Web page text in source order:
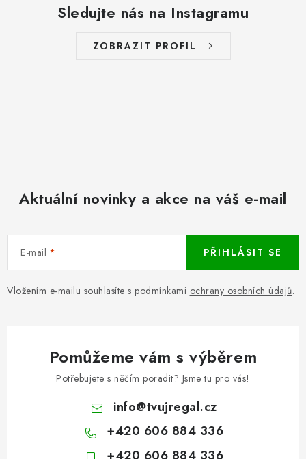
Sledujte nás na Instagramu
ZOBRAZIT PROFIL
Aktuální novinky a akce na váš e-mail
E-mail
Vložením e-mailu souhlasíte s podmínkami ochrany osobních údajů.
PŘIHLÁSIT SE
Pomůžeme vám s výběrem
Potřebujete s něčím poradit? Jsme tu pro vás!
info@tvujregal.cz
+420 606 884 336